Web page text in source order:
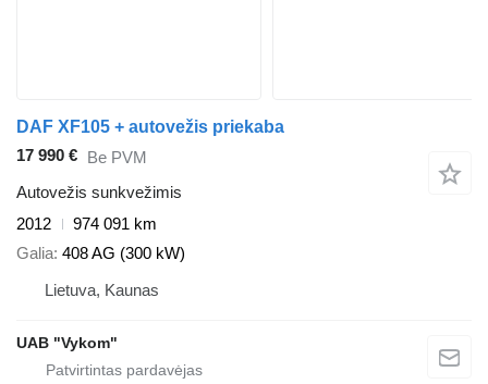
DAF XF105 + autovežis priekaba
17 990 € Be PVM
Autovežis sunkvežimis
2012
974 091 km
Galia 408 AG (300 kW)
Lietuva, Kaunas
UAB "Vykom"